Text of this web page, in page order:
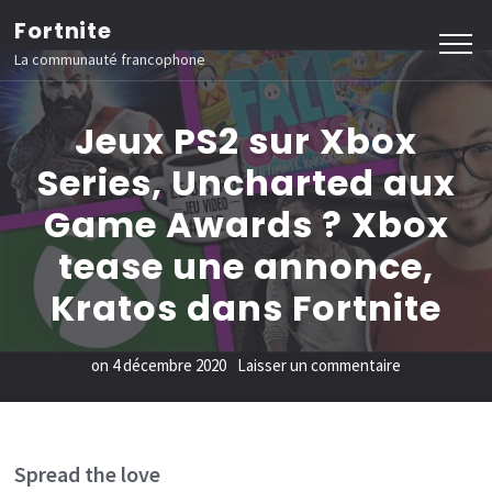
Aller
au
contenu
(Pressez
Entrée)
Fortnite
La communauté francophone
Jeux PS2 sur Xbox
Series, Uncharted aux
Game Awards ? Xbox
tease une annonce,
Kratos dans Fortnite
on 4 décembre 2020 Laisser un commentaire
Jeux
Spread the love